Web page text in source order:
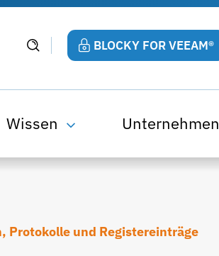
BLOCKY FOR VEEAM®
Wissen Unternehmen
Protokolle und Registereinträge